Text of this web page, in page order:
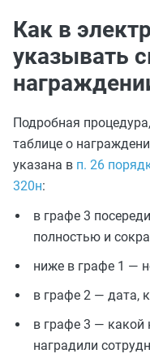
Как в
указывать
Подробная
таблице о
указана в п. 26
320н:
в графе 3
полностью и
ниже в графе 1 —
в графе 2 — дата,
в графе 3 — какой
наградили